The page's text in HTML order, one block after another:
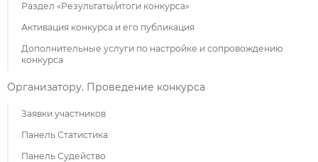
Раздел «Результаты/итоги конкурса»
Активация конкурса и его публикация
Дополнительные услуги по настройке и сопровождению
конкурса
Организатору. Проведение конкурса
Заявки участников
Панель Статистика
Панель Судейство